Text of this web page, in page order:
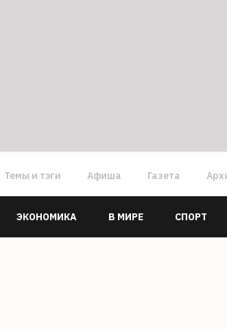
Темы и тэги Афиша Газета
ЭКОНОМИКА В МИРЕ СПОРТ